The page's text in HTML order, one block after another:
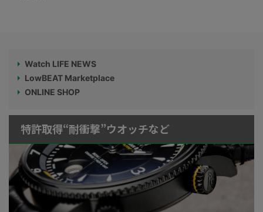
Watch LIFE NEWS
LowBEAT Marketplace
ONLINE SHOP
特許取得“耐衝撃”ウオッチなど